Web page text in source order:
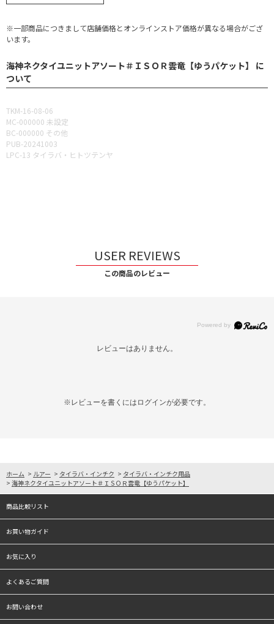
※一部商品につきまして店舗価格とオンラインストア価格が異なる場合がござ
います。
海神ネクタイユニットアソート＃ＩＳＯＲ雲竜【ゆうパケット】 に
ついて
TKM-16-08-06
MC-000000 未設定
BC-000000 その他
PUB-20241003
LPC-13 タイラバ・ヒトツテンヤ
USER REVIEWS
この商品のレビュー
レビューはありません。
※レビューを書くには ログインが必要です。
ホーム > ルアー > タイラバ・インチク > タイラバ・インチク用品
> 海神ネクタイユニットアソート＃ＩＳＯＲ雲竜【ゆうパケット】
商品比較リスト
お買い物ガイド
お気に入り
よくあるご質問
お問い合わせ